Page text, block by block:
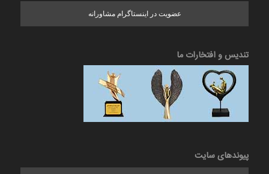
عضویت در اینستاگرام مشاورانه
تندیس و افتخارات ما
پیوندهای سایت